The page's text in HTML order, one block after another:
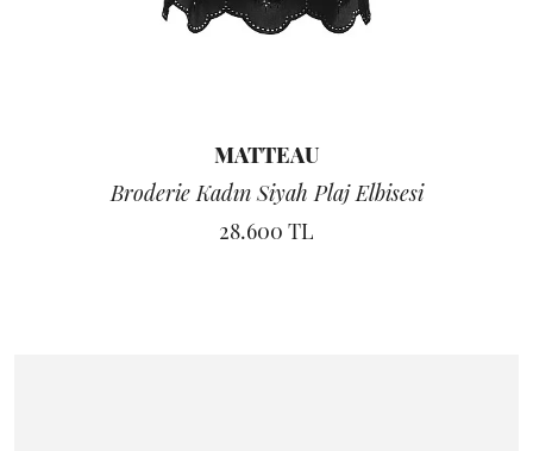
MATTEAU
Broderie Kadın Siyah Plaj Elbisesi
28.600 TL